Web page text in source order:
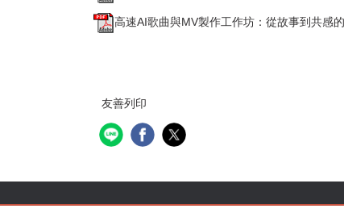
高速AI歌曲與MV製作工作坊：從故事到共感
友善列印